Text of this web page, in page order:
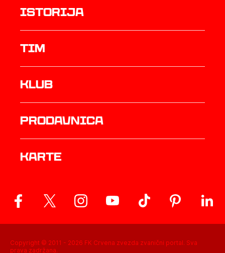
istorija
TIM
Klub
prodavnica
Karte
Copyright © 2011 - 2026 FK Crvena zvezda zvanični portal. Sva
prava zadržana.